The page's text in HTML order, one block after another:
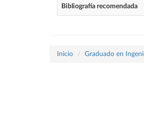
Bibliografía recomendada
Inicio Graduado en